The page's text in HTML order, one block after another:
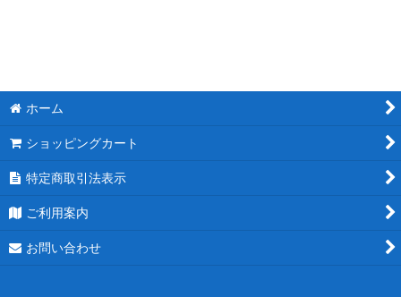
ホーム
ショッピングカート
特定商取引法表示
ご利用案内
お問い合わせ